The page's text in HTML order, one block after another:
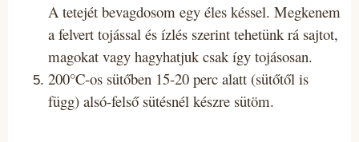
A tetejét bevagdosom egy éles késsel. Megkenem
a felvert tojással és ízlés szerint tehetünk rá sajtot,
magokat vagy hagyhatjuk csak így tojásosan.
200°C-os sütőben 15-20 perc alatt (sütőtől is
függ) alsó-felső sütésnél készre sütöm.